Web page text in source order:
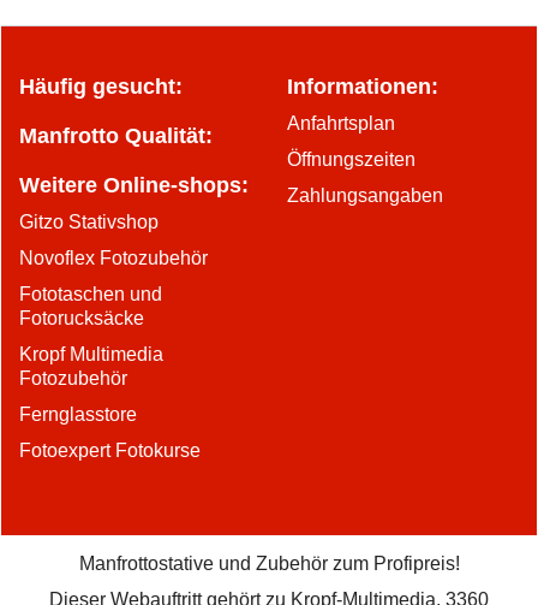
Häufig gesucht: Informationen:
Anfahrtsplan
Öffnungszeiten
Zahlungsangaben
Manfrotto Qualität:
Weitere Online-shops:
Gitzo Stativshop
Novoflex Fotozubehör
Fototaschen und
Fotorucksäcke
Kropf Multimedia
Fotozubehör
Fernglasstore
Fotoexpert Fotokurse
Manfrottostative und Zubehör zum Profipreis!
Dieser Webauftritt gehört zu Kropf-Multimedia, 3360